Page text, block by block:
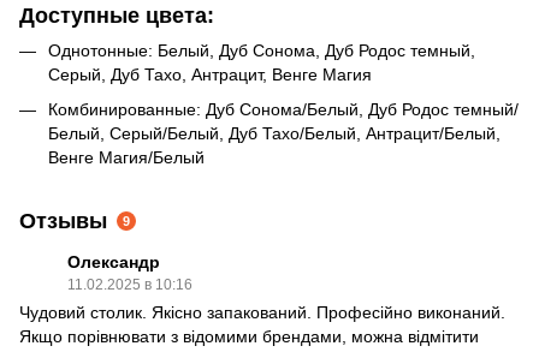
Доступные цвета:
Однотонные: Белый, Дуб Сонома, Дуб Родос темный,
Серый, Дуб Тахо, Антрацит, Венге Магия
Комбинированные: Дуб Сонома/Белый, Дуб Родос темный/
Белый, Серый/Белый, Дуб Тахо/Белый, Антрацит/Белый,
Венге Магия/Белый
Отзывы 9
Олександр
11.02.2025 в 10:16
Чудовий столик. Якісно запакований. Професійно виконаний.
Якщо порівнювати з відомими брендами, можна відмітити